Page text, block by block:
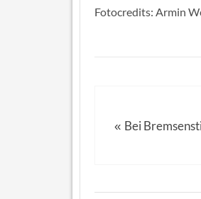
Fotocredits: Armin
« Bei